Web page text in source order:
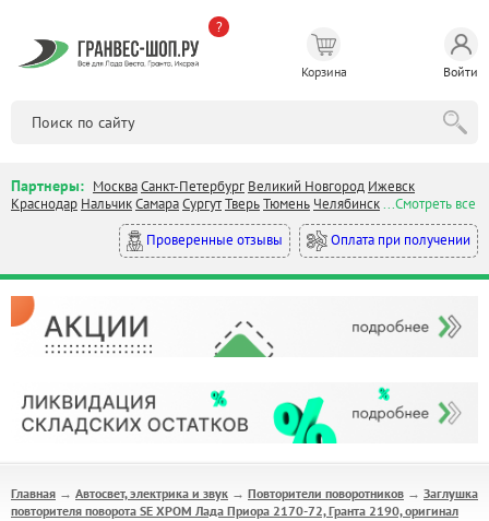
?
Корзина Войти
Партнеры: МоскваСанкт-Петербург Великий Новгород Ижевск
Краснодар НальчикСамараСургутТверьТюмень Челябинск...Смотреть все
Проверенные отзывы
Оплата при получении
Главная → Автосвет, электрика и звук → Повторители поворотников → Заглушка
повторителя поворота SE ХРОМ Лада Приора 2170-72, Гранта 2190, оригинал